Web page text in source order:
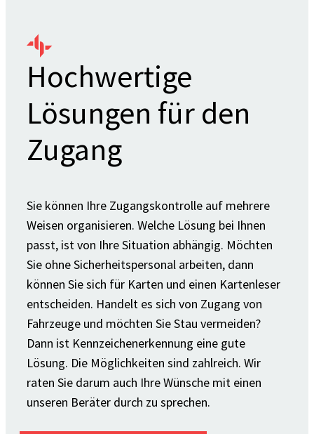
Hochwertige
Lösungen für den
Zugang
Sie können Ihre Zugangskontrolle auf mehrere
Weisen organisieren. Welche Lösung bei Ihnen
passt, ist von Ihre Situation abhängig. Möchten
Sie ohne Sicherheitspersonal arbeiten, dann
können Sie sich für Karten und einen Kartenleser
entscheiden. Handelt es sich von Zugang von
Fahrzeuge und möchten Sie Stau vermeiden?
Dann ist Kennzeichenerkennung eine gute
Lösung. Die Möglichkeiten sind zahlreich. Wir
raten Sie darum auch Ihre Wünsche mit einen
unseren Beräter durch zu sprechen.